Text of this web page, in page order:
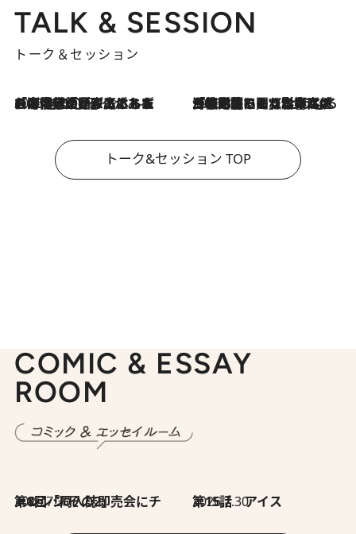
TALK & SESSION
トーク＆セッション
2026.8.3
「今後値上げがあるとすれば…」「リスクがあるのは今年の冬」エネルギー専門家が語る、ホルムズ海峡封鎖が家庭にもたらす“ある心配” 2026.8.3
「住宅建てられない…」「サーチャージ料の高値が続いている」ホルムズ海峡封鎖による影響はいつまで続く？《エネルギー専門家に聞く“どうなる日本の暮らし”》
トーク&セッション TOP
COMIC & ESSAY
ROOM
2026.7.30
第8回「同人誌即売会にチャレンジ その2」 2026.7.30
第15話 アイス